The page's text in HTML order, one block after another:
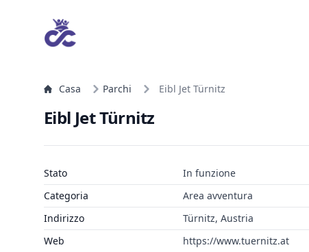
Casa Parchi Eibl Jet Türnitz
Eibl Jet Türnitz
Stato
In funzione
Categoria
Area avventura
Indirizzo
Türnitz, Austria
Web
https://www.tuernitz.at